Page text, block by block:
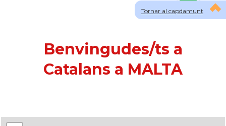
Tornar al capdamunt
Benvingudes/ts a
Catalans a MALTA